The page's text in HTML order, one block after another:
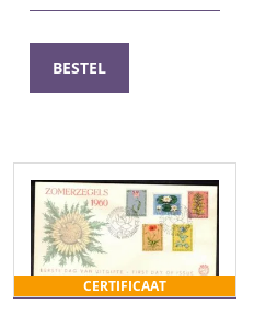
BESTEL
CERTIFICAAT